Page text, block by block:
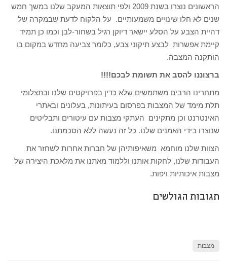
הראשונים נוצרו בשנת 2009 ולפי תוצאות המעקב שלנו במשך חמש
שנים לא חלו שינויים משמעותיים. על הלקוח לדעת שבמקרה של
דהיית הצבע על הסלע יישאר דיוקן רגיל בשחור-לבן וכמו כן תמיד
קיימת אפשרות לבצע תיקוני צבע, כלומר צביעה מחדש במקום בו
הותקנה המצבה.
ברצוננו להסב את תשומת לבכם!!!!
מתחרינו הרבים משתמשים שלא כדין בפרויקטים שלנו ובתצלומי
תלת מימד של המצבות בפרסום בעיתונות, בעלונים ובאתרי
האינטרנט וכן מתקינים העתקי מצבות עם עיטורים ותבליטים
שנוצרו בידי האמנים שלנו. כל זה נעשה ללא הסכמתנו.
הצוות שלנו מוחמא משאיפותיהן של חברות אחרות לשחזר את
העבודות שלנו, לחקות אותנו וללמוד מאתנו את מלאכת היצירה של
מצבות איכותיות ויפות.
תגובות הגולשים
מצבות